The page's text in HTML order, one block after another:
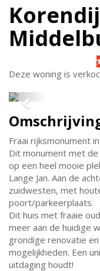
Deze woning is
Previous
Fraai rijksmonument
Dit monument met
op een heel mooie
Lange Jan. Aan de
zuidwesten, met
poort/parkeerplaats.
Dit huis met fraaie
meer aan de huidige
grondige renovatie
mogelijkheden. Een
uitdaging houdt!